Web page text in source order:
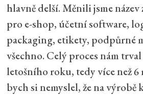
hlavně delší. Měnili jsme
pro e-shop, účetní software,
packaging, etikety, podpůrné
všechno. Celý proces nám
letošního roku, tedy více než 6
bych si nemyslel, že na výrobě